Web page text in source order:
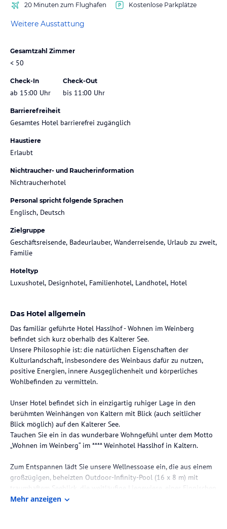
20 Minuten zum Flughafen
Kostenlose Parkplätze
Weitere Ausstattung
Gesamtzahl Zimmer
< 50
Check-In
ab 15:00 Uhr
Check-Out
bis 11:00 Uhr
Barrierefreiheit
Gesamtes Hotel barrierefrei zugänglich
Haustiere
Erlaubt
Nichtraucher- und Raucherinformation
Nichtraucherhotel
Personal spricht folgende Sprachen
Englisch, Deutsch
Zielgruppe
Geschäftsreisende, Badeurlauber, Wanderreisende, Urlaub zu zweit,
Familie
Hoteltyp
Luxushotel, Designhotel, Familienhotel, Landhotel, Hotel
Das Hotel allgemein
Das familiär geführte Hotel Hasslhof - Wohnen im Weinberg
befindet sich kurz oberhalb des Kalterer See.
Unsere Philosophie ist: die natürlichen Eigenschaften der
Kulturlandschaft, insbesondere des Weinbaus dafür zu nutzen,
positive Energien, innere Ausgeglichenheit und körperliches
Wohlbefinden zu vermitteln.
Unser Hotel befindet sich in einzigartig ruhiger Lage in den
berühmten Weinhängen von Kaltern mit Blick (auch seitlicher
Blick möglich) auf den Kalterer See.
Tauchen Sie ein in das wunderbare Wohngefühl unter dem Motto
„Wohnen im Weinberg“ im **** Weinhotel Hasslhof in Kaltern.
Zum Entspannen lädt Sie unsere Wellnessoase ein, die aus einem
großzügigen, beheizten Outdoor-Infinity-Pool (16 x 8 m) mit
traumhaftem Seeblick, die weitläufige Liegewiese, einer Finnischen
Saune mit Seeblick und Dampfbad, dem Whirlpool im Freien und
Mehr anzeigen